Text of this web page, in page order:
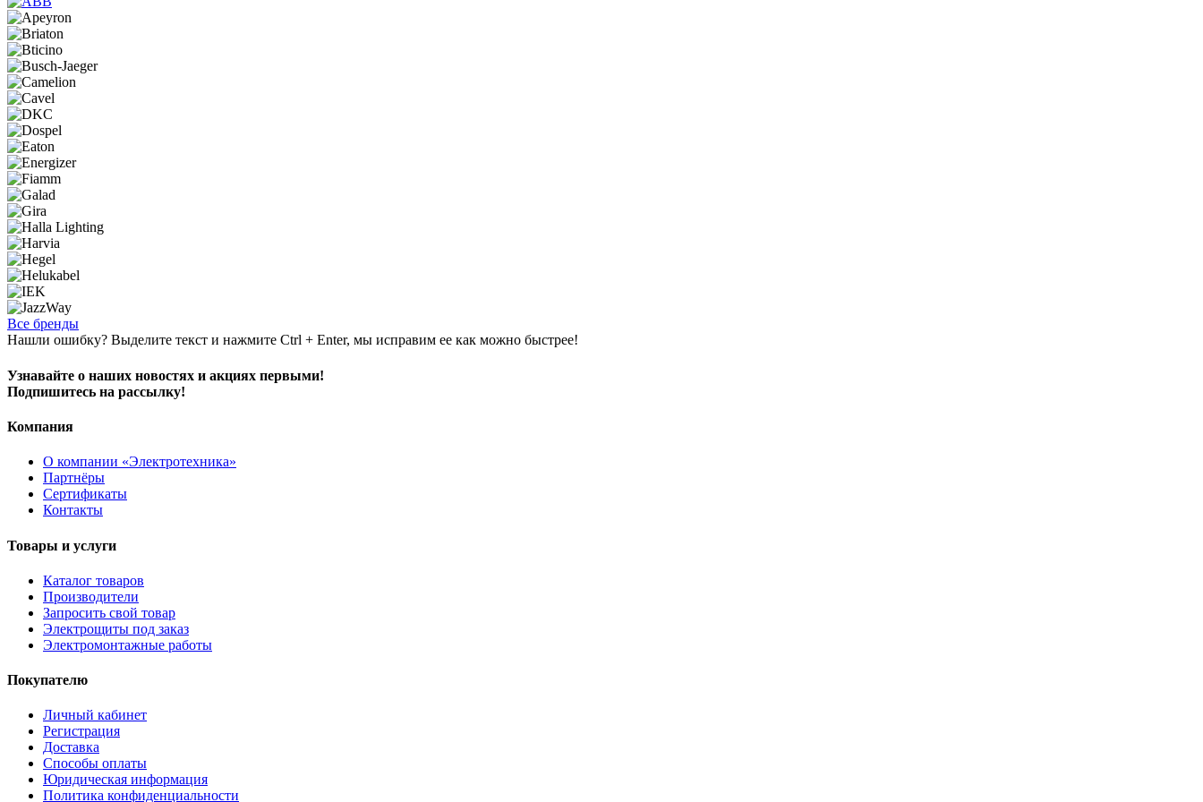
Все бренды
Нашли ошибку? Выделите текст и нажмите Ctrl + Enter, мы исправим ее как можно быстрее!
Узнавайте о наших новостях и акциях первыми!
Подпишитесь на рассылку!
Компания
О компании «Электротехника»
Партнёры
Сертификаты
Контакты
Товары и услуги
Каталог товаров
Производители
Запросить свой товар
Электрощиты под заказ
Электромонтажные работы
Покупателю
Личный кабинет
Регистрация
Доставка
Способы оплаты
Юридическая информация
Политика конфиденциальности